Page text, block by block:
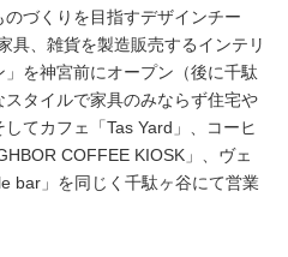
づくりを目指すデザインチー
具、雑貨を製造販売するインテリ
を神宮前にオープン（後に千駄
タイルで家具のみならず住宅や
てカフェ「Tas Yard」、コーヒ
COFFEE KIOSK」、ヴェ
bar」を同じく千駄ヶ谷にて営業